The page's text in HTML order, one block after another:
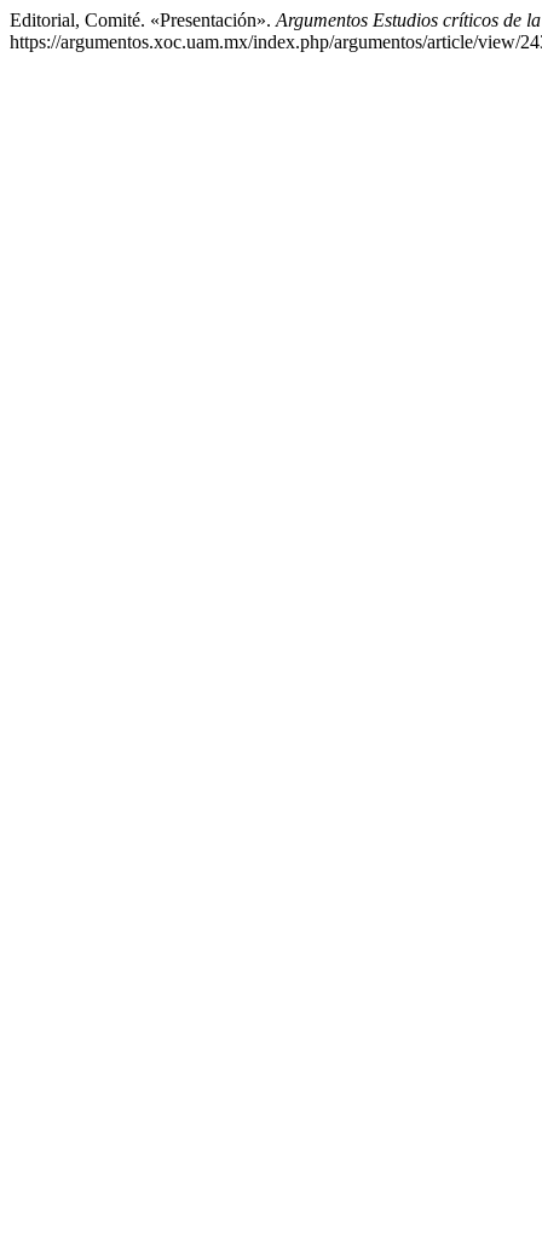
Editorial, Comité. «Presentación». Argumentos Estudios críticos de
https://argumentos.xoc.uam.mx/index.php/argumentos/article/view/